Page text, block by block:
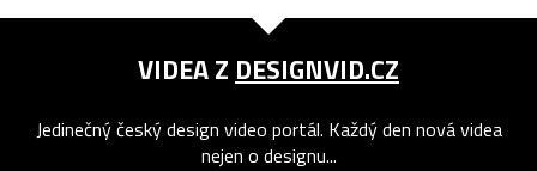
VIDEA Z DESIGNVID.CZ
Jedinečný český design video portál. Každý den nová videa
nejen o designu...